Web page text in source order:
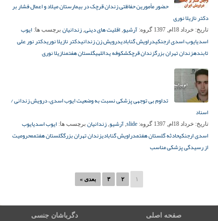
حضور مأمورین حفاظتی زندان قرچک در بیمارستان میلاد و اعمال فشار بر
دکتر نازیلا نوری
تاریخ: خرداد 18ام, 1397 گروه: آرشیو, اقلیت های دینی, زندانیان برچسب ها: ایوب
اسدیایوب اسدی ارجنکیدراویش گنابادیدرویش زن زندانیدکتر نازیلا نوریدکتر نور علی
تابندهزندان تهران بزرگزندان قرچکشکوفه یداللهیگلستان هفتمنازیلا نوری
تداوم بی توجهی پزشکی نسبت به وضعیت ایوب اسدی، درویش زندانی /
اسناد
تاریخ: خرداد 18ام, 1397 گروه: slide
, آرشیو, زندانیان برچسب ها: ایوب اسدیایوب
اسدی ارجنکیحادثه گلستان هفتمدراویش گنابادیزندان تهران بزرگگلستان هفتممحرومیت
از رسیدگی پزشکی مناسب
۱ ۲ ۳ بعدی »
صفحه اصلی دگرباشان جنسی